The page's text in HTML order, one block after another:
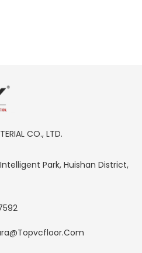
CO., LTD.
Park, Huishan District,